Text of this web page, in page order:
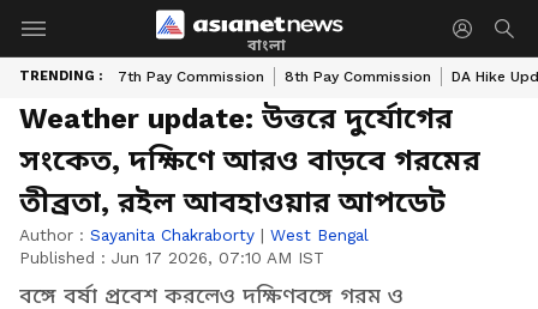
বাংলা
TRENDING : 7th Pay Commission 8th Pay Commission DA Hike
Weather update: উত্তরে দুর্যোগের
সংকেত, দক্ষিণে আরও বাড়বে গরমের
তীব্রতা, রইল আবহাওয়ার আপডেট
Author : Sayanita Chakraborty | West Bengal
Published : Jun 17 2026, 07:10 AM IST
বঙ্গে বর্ষা প্রবেশ করলেও দক্ষিণবঙ্গে গরম ও